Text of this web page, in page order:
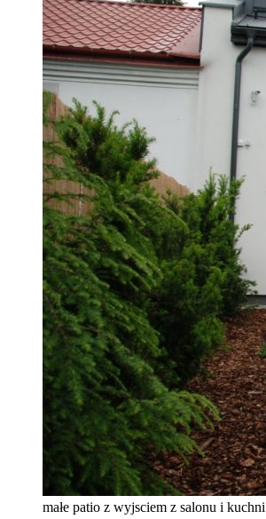
małe patio z wyjsciem z salonu i kuchni